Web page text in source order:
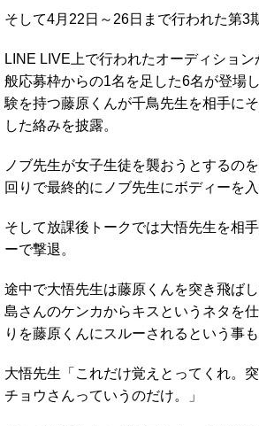
そして4月22日～26日まで行われた第3
LINE LIVE上で行われたオーディショ
般応募枠からの1名を足した6名が登場
験を持つ藤原くんが千鳥先生を相手に
した絡みを披露。
ノブ先生が女子生徒を襲おうとするの
回りで最終的にノブ先生にボディーを
そして放課後トークでは大悟先生を相
ーで撃退。
途中で大悟先生は藤原くんを突き飛ば
島さんのケンカからキスというネタを
りを藤原くんにスルーされるという事も
大悟先生「これだけ覚えとってくれ。
チョウさんっていうのだけ。」